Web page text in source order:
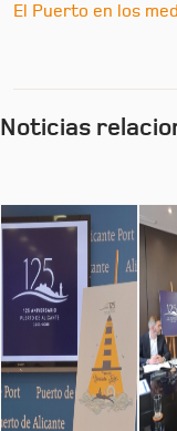
El Puerto en los
Noticias